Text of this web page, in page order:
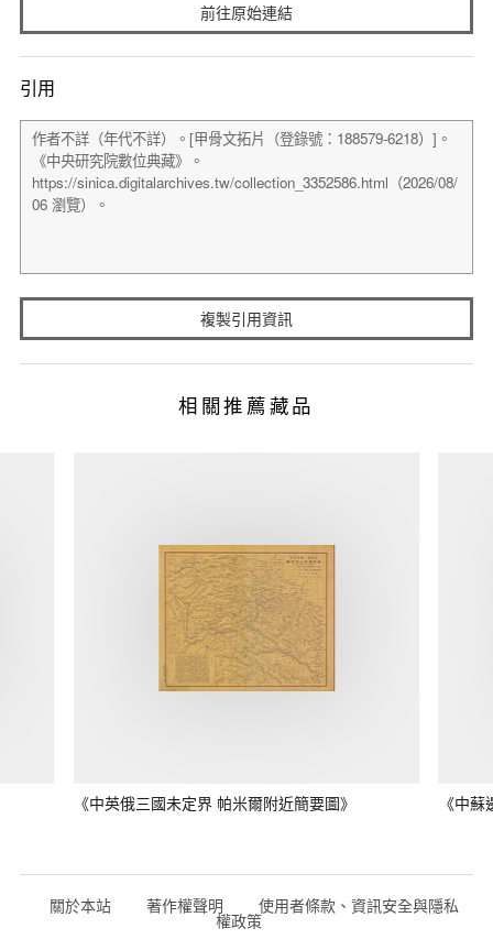
前往原始連結
引用
複製引用資訊
相關推薦藏品
《中英俄三國未定界 帕米爾附近簡要圖》 《中
關於本站 著作權聲明 使用者條款、資訊安全與隱私
權政策